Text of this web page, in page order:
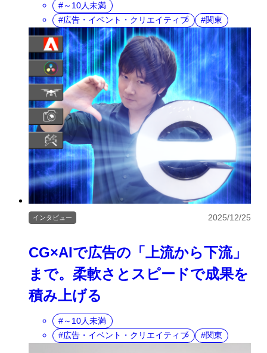
～10人未満
広告・イベント・クリエイティブ
関東
CG×AIで広告の「上流から下流」
まで。柔軟さとスピードで成果を
積み上げる
インタビュー 2025/12/25
～10人未満
広告・イベント・クリエイティブ
関東